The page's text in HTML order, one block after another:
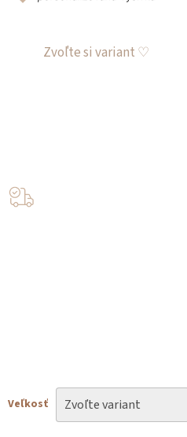
Veľkosť